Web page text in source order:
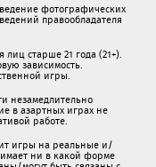
фотографических
правообладателя
старше 21 года (21+).
зависимость.
игры.
незамедлительно
в азартных играх не
работе.
игры на реальные и/
ни в какой форме